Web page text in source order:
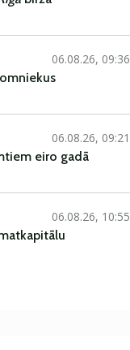
06.08.26, 09:36
06.08.26, 09:21
eiro gadā
06.08.26, 10:55